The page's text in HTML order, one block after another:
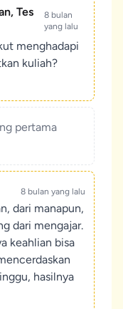
Tes
8 bulan
yang lalu
menghadapi
kuliah?
pertama
8 bulan yang lalu
dari manapun,
dari mengajar.
keahlian bisa
hasilnya